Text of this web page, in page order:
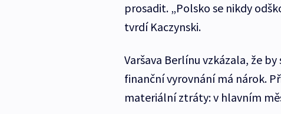
prosadit. „Polsko se nikdy
tvrdí Kaczynski.
Varšava Berlínu vzkázala, že
finanční vyrovnání má nárok.
materiální ztráty: v hlavním